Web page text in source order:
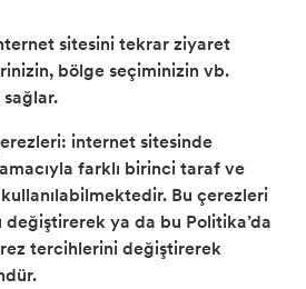
sitesini tekrar ziyaret
bölge seçiminizin vb.
sağlar.
internet sitesinde
farklı birinci taraf ve
Bu çerezleri
değiştirerek ya da bu Politika’da
tercihlerini değiştirerek